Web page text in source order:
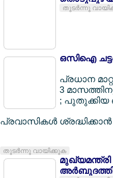
തുടര്‍ന്നു
ഒസിഐ
പ്രധാന
3
; പുതുക്കിയ
പ്രവാസികള്‍ ശ്രദ്ധിക്കാന്‍
തുടര്‍ന്നു വായിക്കുക
മുഖ്യമന്ത്രി